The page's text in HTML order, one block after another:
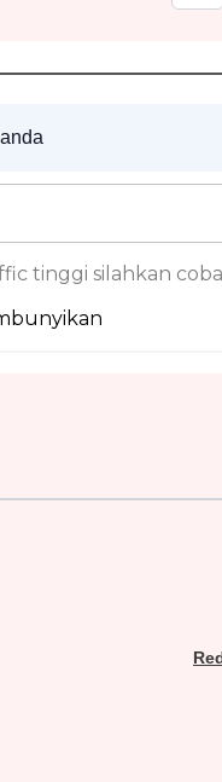
tinggi silahkan